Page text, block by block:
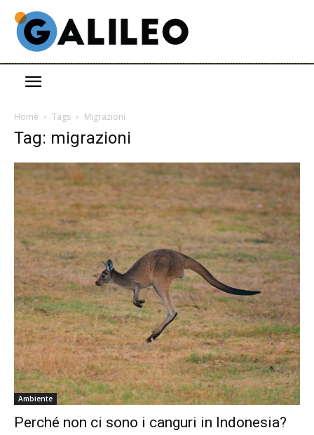
Home Tags Migrazioni
Tag: migrazioni
Ambiente
Perché non ci sono i canguri in Indonesia?